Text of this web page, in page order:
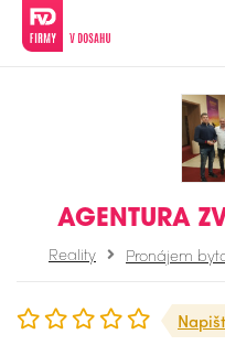
AGENTURA
Reality Pronájem